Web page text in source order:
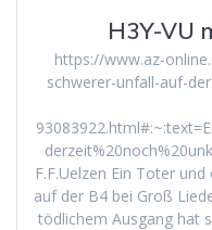
H3Y-VU
https://www.az-
schwerer-unfall-auf-
F.F.Uelzen Ein Toter
auf der B4 bei Groß
tödlichem Ausgang hat